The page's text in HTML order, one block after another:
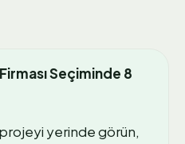
Seçiminde 8
yerinde görün,